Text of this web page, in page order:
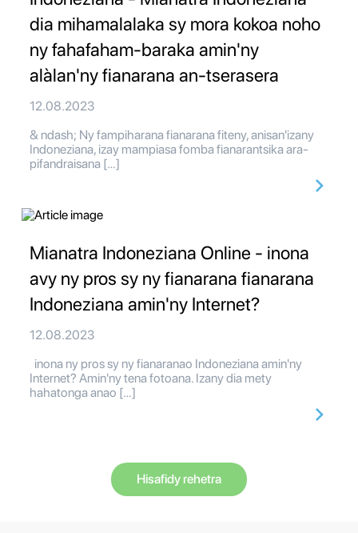
dia mihamalalaka sy mora kokoa noho
ny fahafaham-baraka amin'ny
alàlan'ny fianarana an-tserasera
12.08.2023
& ndash; Ny fampiharana fianarana fiteny, anisan'izany
Indoneziana, izay mampiasa fomba fianarantsika ara-
pifandraisana […]
Mianatra Indoneziana Online - inona
avy ny pros sy ny fianarana fianarana
Indoneziana amin'ny Internet?
12.08.2023
inona ny pros sy ny fianaranao Indoneziana amin'ny
Internet? Amin'ny tena fotoana. Izany dia mety
hahatonga anao […]
Hisafidy rehetra